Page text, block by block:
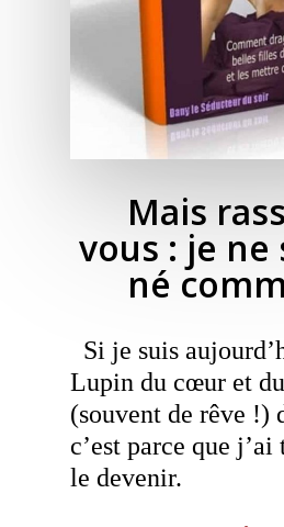
Mais
vous : je ne
né
Si je suis
Lupin du cœur et
(souvent de rêve !)
c’est parce que
le devenir.